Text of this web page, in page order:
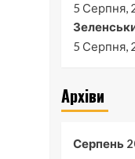
5 Серпня,
5 Серпня,
Архіви
Серпень